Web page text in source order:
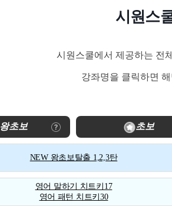
시원스
시원스쿨에서 제공하는 전
강좌명을 클릭하면
왕초보 초보
NEW 왕초보탈출 1,2,3탄
영어 말하기 치트키17
영어 패턴 치트키30